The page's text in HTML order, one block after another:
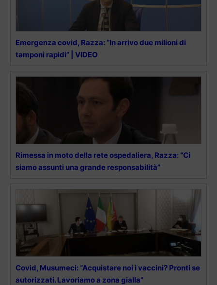
Emergenza covid, Razza: “In arrivo due milioni di
tamponi rapidi” | VIDEO
Rimessa in moto della rete ospedaliera, Razza: “Ci
siamo assunti una grande responsabilità”
Covid, Musumeci: “Acquistare noi i vaccini? Pronti se
autorizzati. Lavoriamo a zona gialla”